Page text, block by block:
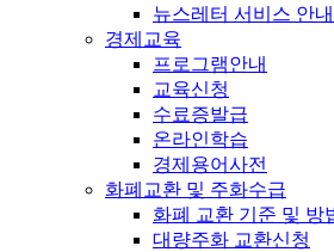
뉴스레터 서비스 안
경제교육
프로그램안내
교육신청
수료증발급
온라인학습
경제용어사전
화폐교환 및 주화수급
화폐 교환 기준 및 방
대량주화 교환신청